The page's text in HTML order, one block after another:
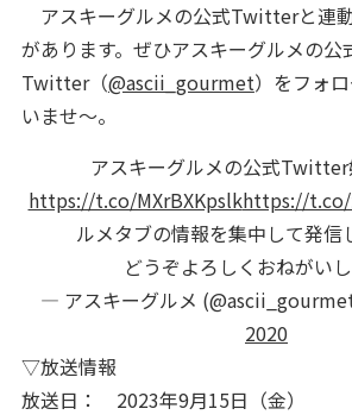
アスキーグルメの公式Twitterと連
があります。ぜひアスキーグルメの公
Twitter（@ascii_gourmet）をフォ
いませ～。
アスキーグルメの公式Twitter
https://t.co/MXrBXKpslkhttps://
ルメタブの情報を集中して発信
どうぞよろしくおねがい
— アスキーグルメ
2020
▽放送情報
放送日： 2023年9月15日（金）